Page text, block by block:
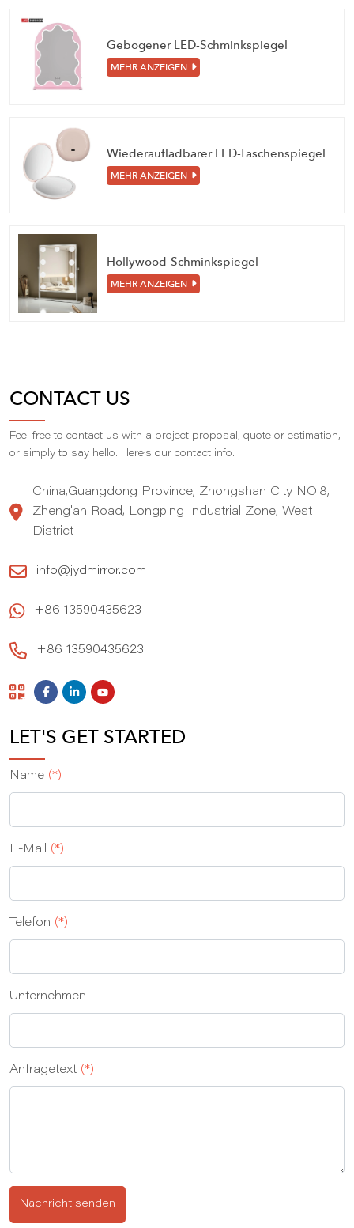
Gebogener LED-Schminkspiegel
MEHR ANZEIGEN
Wiederaufladbarer LED-Taschenspiegel
MEHR ANZEIGEN
Hollywood-Schminkspiegel
MEHR ANZEIGEN
CONTACT US
Feel free to contact us with a project proposal, quote or estimation,
or simply to say hello. Here,s our contact info.
China,Guangdong Province, Zhongshan City NO.8,
Zheng'an Road, Longping Industrial Zone, West
District
info@jydmirror.com
+86 13590435623
+86 13590435623
LET'S GET STARTED
Name (*)
E‑Mail (*)
Telefon (*)
Unternehmen
Anfragetext (*)
Nachricht senden